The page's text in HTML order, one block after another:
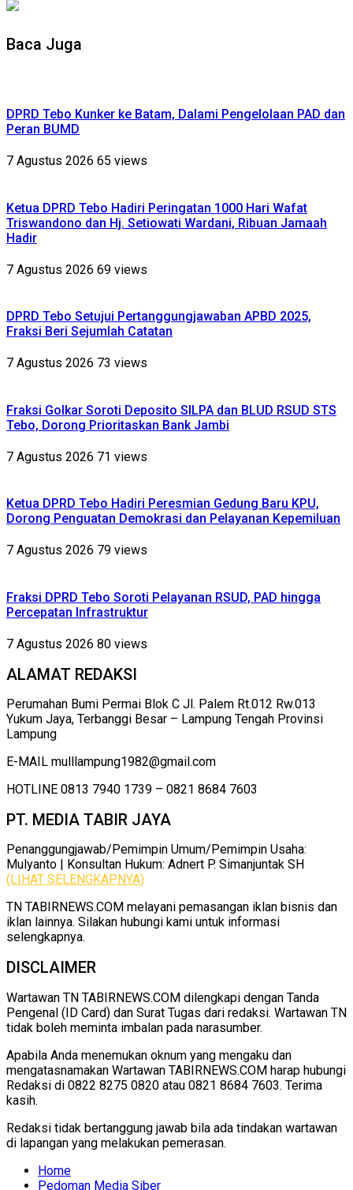
Baca Juga
DPRD Tebo Kunker ke Batam, Dalami Pengelolaan PAD dan
Peran BUMD
7 Agustus 2026 65 views
Ketua DPRD Tebo Hadiri Peringatan 1000 Hari Wafat
Triswandono dan Hj. Setiowati Wardani, Ribuan Jamaah
Hadir
7 Agustus 2026 69 views
DPRD Tebo Setujui Pertanggungjawaban APBD 2025,
Fraksi Beri Sejumlah Catatan
7 Agustus 2026 73 views
Fraksi Golkar Soroti Deposito SILPA dan BLUD RSUD STS
Tebo, Dorong Prioritaskan Bank Jambi
7 Agustus 2026 71 views
Ketua DPRD Tebo Hadiri Peresmian Gedung Baru KPU,
Dorong Penguatan Demokrasi dan Pelayanan Kepemiluan
7 Agustus 2026 79 views
Fraksi DPRD Tebo Soroti Pelayanan RSUD, PAD hingga
Percepatan Infrastruktur
7 Agustus 2026 80 views
ALAMAT REDAKSI
Perumahan Bumi Permai Blok C Jl. Palem Rt.012 Rw.013
Yukum Jaya, Terbanggi Besar – Lampung Tengah Provinsi
Lampung
E-MAIL mulllampung1982@gmail.com
HOTLINE 0813 7940 1739 – 0821 8684 7603
PT. MEDIA TABIR JAYA
Penanggungjawab/Pemimpin Umum/Pemimpin Usaha:
Mulyanto | Konsultan Hukum: Adnert P. Simanjuntak SH
(LIHAT SELENGKAPNYA)
TN TABIRNEWS.COM melayani pemasangan iklan bisnis dan
iklan lainnya. Silakan hubungi kami untuk informasi
selengkapnya.
DISCLAIMER
Wartawan TN TABIRNEWS.COM dilengkapi dengan Tanda
Pengenal (ID Card) dan Surat Tugas dari redaksi. Wartawan TN
tidak boleh meminta imbalan pada narasumber.
Apabila Anda menemukan oknum yang mengaku dan
mengatasnamakan Wartawan TABIRNEWS.COM harap hubungi
Redaksi di 0822 8275 0820 atau 0821 8684 7603. Terima
kasih.
Redaksi tidak bertanggung jawab bila ada tindakan wartawan
di lapangan yang melakukan pemerasan.
Home
Pedoman Media Siber